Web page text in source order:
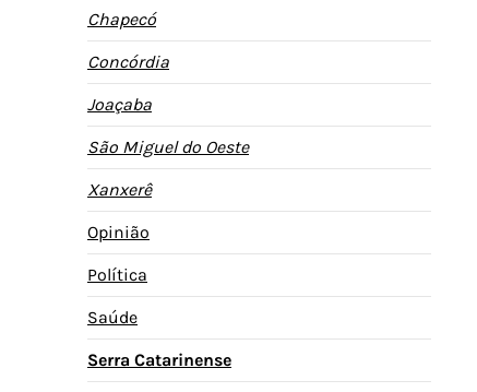
Chapecó
Concórdia
Joaçaba
São Miguel do Oeste
Xanxerê
Opinião
Política
Saúde
Serra Catarinense